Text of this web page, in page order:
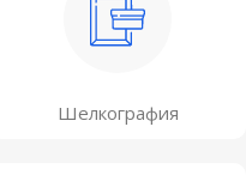
Шелкография